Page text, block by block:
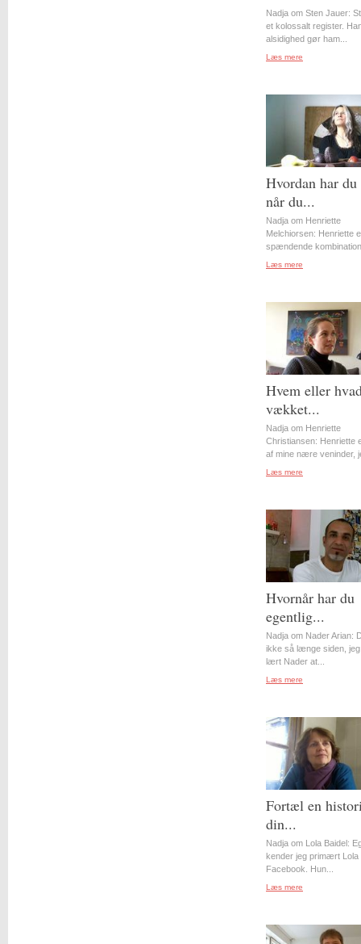
Nadja om Sten Jauer:
et kolossalt register.
alsidighed gør ham...
Læs mere
Hvordan har du
når du...
Nadja om Henriette
Melchiorsen: Henriette
spændende
Læs mere
Hvem eller
vækket...
Nadja om Henriette
Christiansen: Henriette
af mine nære veninder,
Læs mere
Hvornår har du
egentlig...
Nadja om Nader Arian:
ikke så længe siden,
lært Nader at...
Læs mere
Fortæl en
din...
Nadja om Lola Baidel:
kender jeg primært Lola
Facebook. Hun...
Læs mere